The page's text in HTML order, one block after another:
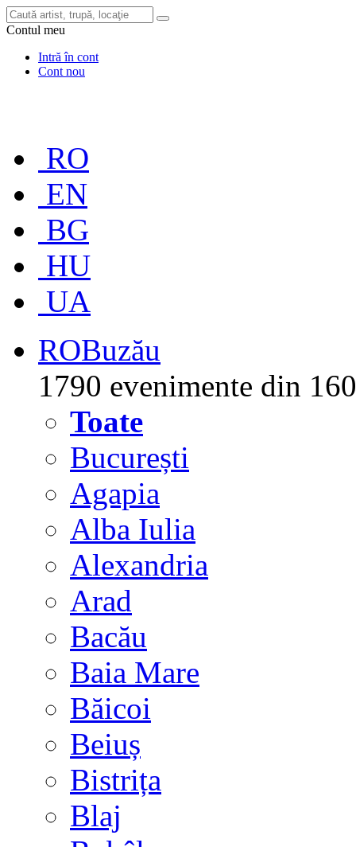
Contul meu
Intră în cont
Cont nou
RO
EN
BG
HU
UA
ROBuzău
1790 evenimente din
Toate
București
Agapia
Alba Iulia
Alexandria
Arad
Bacău
Baia Mare
Băicoi
Beiuș
Bistrița
Blaj